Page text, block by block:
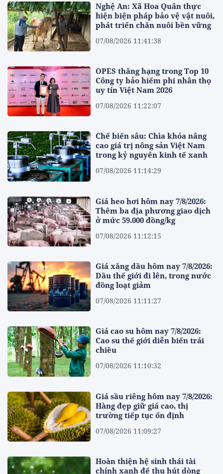
Nghệ An: Xã Hoa Quân thực
hiện biện pháp bảo vệ vật nuôi,
phát triển chăn nuôi bền vững
07/08/2026 11:41:38
OPES thăng hạng trong Top 10
Công ty bảo hiểm phi nhân thọ
uy tín Việt Nam 2026
07/08/2026 11:22:07
Chế biến sâu: Chìa khóa nâng
cao giá trị nông sản Việt Nam
trong kỷ nguyên kinh tế xanh
07/08/2026 11:14:29
Giá heo hơi hôm nay 7/8/2026:
Thêm ba địa phương giao dịch
ở mức 59.000 đồng/kg
07/08/2026 11:12:15
Giá xăng dầu hôm nay 7/8/2026:
Dầu thế giới đi lên, trong nước
đồng loạt giảm
07/08/2026 11:11:27
Giá cao su hôm nay 7/8/2026:
Cao su thế giới diễn biến trái
chiều
07/08/2026 11:10:32
Giá sầu riêng hôm nay 7/8/2026:
Hàng đẹp giữ giá cao, thị
trường tiếp tục ổn định
07/08/2026 11:09:27
Hoàn thiện hệ sinh thái tài
chính xanh để thu hút dòng